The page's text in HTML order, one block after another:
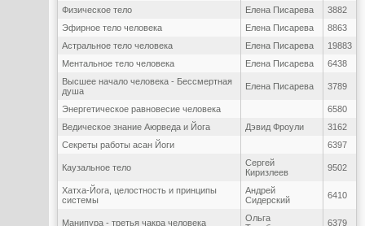
Физическое тело
Елена Писарева
3882
Эфирное тело человека
Елена Писарева
8863
Астральное тело человека
Елена Писарева
19883
Ментальное тело человека
Елена Писарева
6438
Высшее начало человека - Бессмертная
душа
Елена Писарева 3789
Энергетическое равновесие человека
6580
Ведическое знание Аюрведа и Йога
Дэвид Фроули
3162
Секреты работы асан Йоги
6397
Каузальное тело
Сергей
Киризлеев
9502
Хатха-Йога, целостность и принципы
системы
Андрей
Сидерский
6410
Манипура - третья чакра человека
Ольга
6379